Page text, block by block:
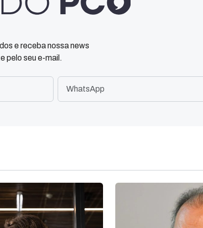
e receba nossa news
pelo seu e-mail.